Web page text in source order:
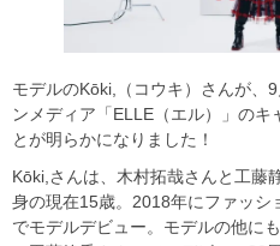
モデルのKōki,（コウキ）さんが、
ンメディア「ELLE（エル）」のキ
とが明らかになりました！
Kōki,さんは、木村拓哉さんと工藤
身の現在15歳。2018年にファッ
でモデルデビュー。モデルの他に